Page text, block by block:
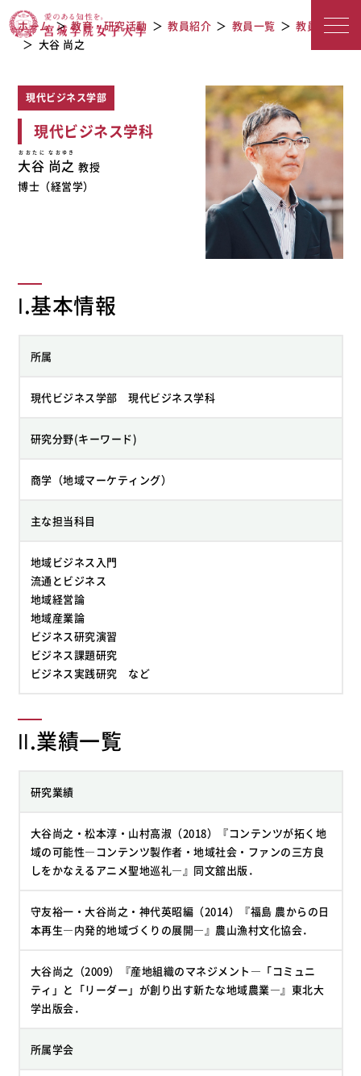
ホーム
教育・研究活動 教員紹介 教員一覧
教員検索
大谷 尚之
現代ビジネス学部
現代ビジネス学科
大谷 尚之
おおたに なおゆき
教授
博士（経営学）
Ⅰ.基本情報
所属
現代ビジネス学部 現代ビジネス学科
研究分野(キーワード)
商学（地域マーケティング）
主な担当科目
地域ビジネス入門
流通とビジネス
地域経営論
地域産業論
ビジネス研究演習
ビジネス課題研究
ビジネス実践研究 など
Ⅱ.業績一覧
研究業績
大谷尚之・松本淳・山村高淑（2018）『コンテンツが拓く地
域の可能性―コンテンツ製作者・地域社会・ファンの三方良
しをかなえるアニメ聖地巡礼―』同文舘出版．
守友裕一・大谷尚之・神代英昭編（2014）『福島 農からの日
本再生―内発的地域づくりの展開―』農山漁村文化協会．
大谷尚之（2009）『産地組織のマネジメント―「コミュニ
ティ」と「リーダー」が創り出す新たな地域農業―』東北大
学出版会．
所属学会